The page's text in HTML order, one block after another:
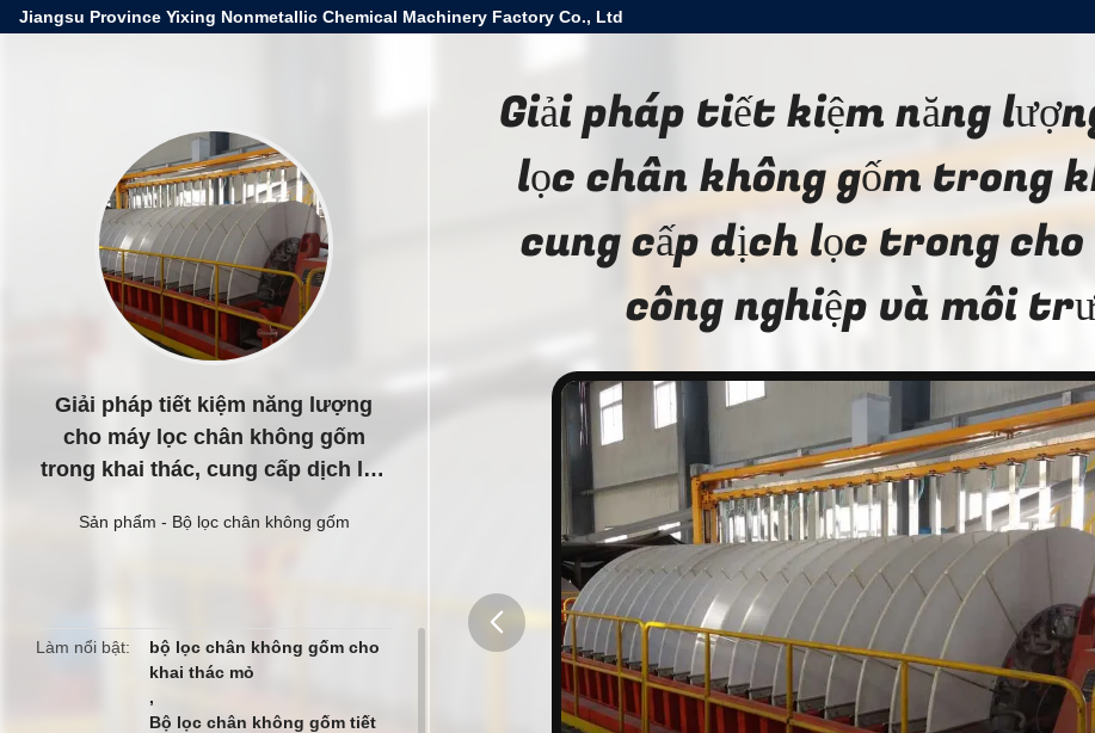
Jiangsu Province Yixing Nonmetallic Chemical Machinery Factory Co., Ltd
Giải pháp tiết kiệm năng lượng
cho máy lọc chân không gốm
trong khai thác, cung cấp dịch lọc
và môi trường
Sản phẩm - Bộ lọc chân không gốm
Làm nổi bật
bộ lọc chân không gốm cho
khai thác mỏ
,
Bộ lọc chân không gốm tiết
Giải pháp tiết kiệm năng
lọc chân không gốm trong
cung cấp dịch lọc trong cho
công nghiệp và môi